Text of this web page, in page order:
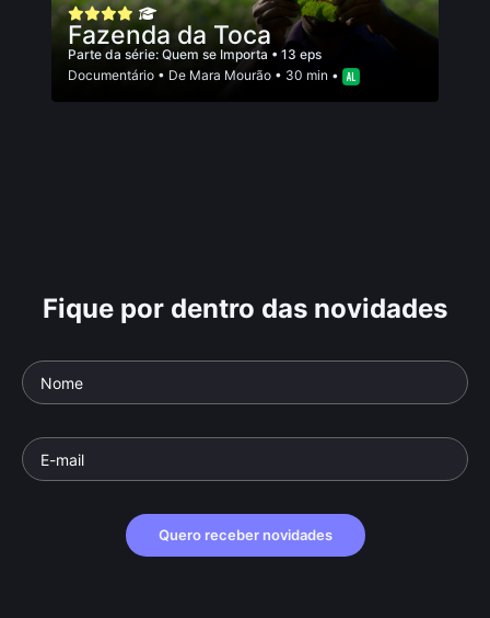
Fazenda da Toca
Parte da série: Quem se Importa • 13 eps
Documentário • De Mara Mourão • 30 min •
Fique por dentro das novidades
Quero receber novidades